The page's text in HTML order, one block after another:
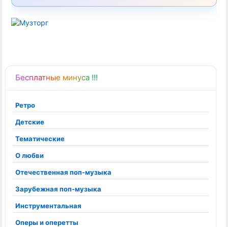
Бесплатные минуса !!!
Ретро
Детские
Тематические
О любви
Отечественная поп-музыка
Зарубежная поп-музыка
Инструментальная
Оперы и оперетты